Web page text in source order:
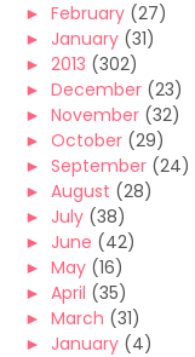
► February (27)
► January (31)
► 2013 (302)
► December (23)
► November (32)
► October (29)
► September (24)
► August (28)
► July (38)
► June (42)
► May (16)
► April (35)
► March (31)
► January (4)